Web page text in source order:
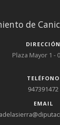
de
DIRECCIÓN
Plaza Mayor 1 -
TELÉFONO
947391472
EMAIL